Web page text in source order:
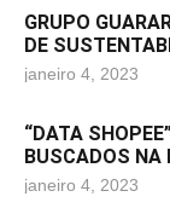
GRUPO
DE
janeiro 4, 2023
“DATA
BUSCADOS NA
janeiro 4, 2023